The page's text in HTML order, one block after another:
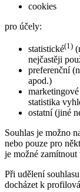
cookies
pro účely:
statistické(1)
nejčastěji
preferenční
apod.)
statistika
ostatní (jiné
Souhlas je možno
nebo pouze pro
je možné
Při udělení
docházet k